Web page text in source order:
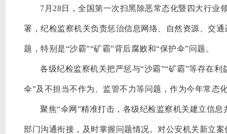
7月28日，全国第一次扫黑除恶常态化暨四大行业
署，纪检监察机关负责惩治信息网络、自然资源、交
题，特别是“沙霸”“矿霸”背后腐败和“保护伞”问题。
各级纪检监察机关把严惩与“沙霸”“矿霸”等存在
伞”及不担当不作为、监管不力等问题，作为今年常态
聚焦“伞网”精准打击，各级纪检监察机关建立信
部门沟通衔接，及时掌握问题情况。对公安机关新立